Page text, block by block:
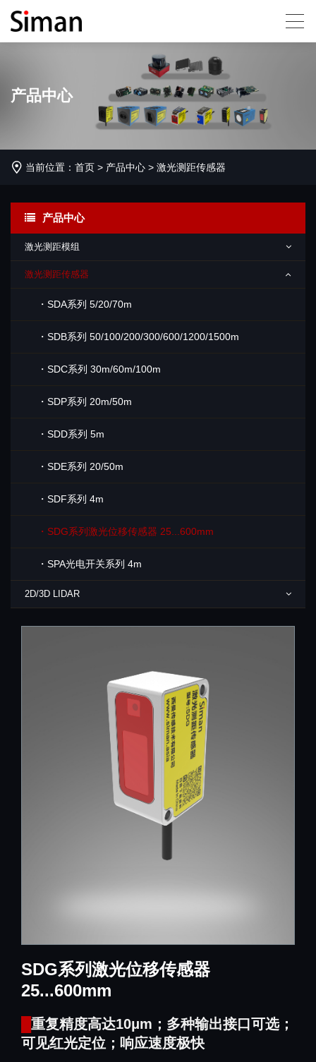
产品中心
当前位置： 首页 > 产品中心 > 激光测距传感器
产品中心
激光测距模组
激光测距传感器
・SDA系列 5/20/70m
・SDB系列 50/100/200/300/600/1200/1500m
・SDC系列 30m/60m/100m
・SDP系列 20m/50m
・SDD系列 5m
・SDE系列 20/50m
・SDF系列 4m
・SDG系列激光位移传感器 25...600mm
・SPA光电开关系列 4m
2D/3D LIDAR
SDG系列激光位移传感器
25...600mm
重复精度高达10μm；多种输出接口可选；
可见红光定位；响应速度极快